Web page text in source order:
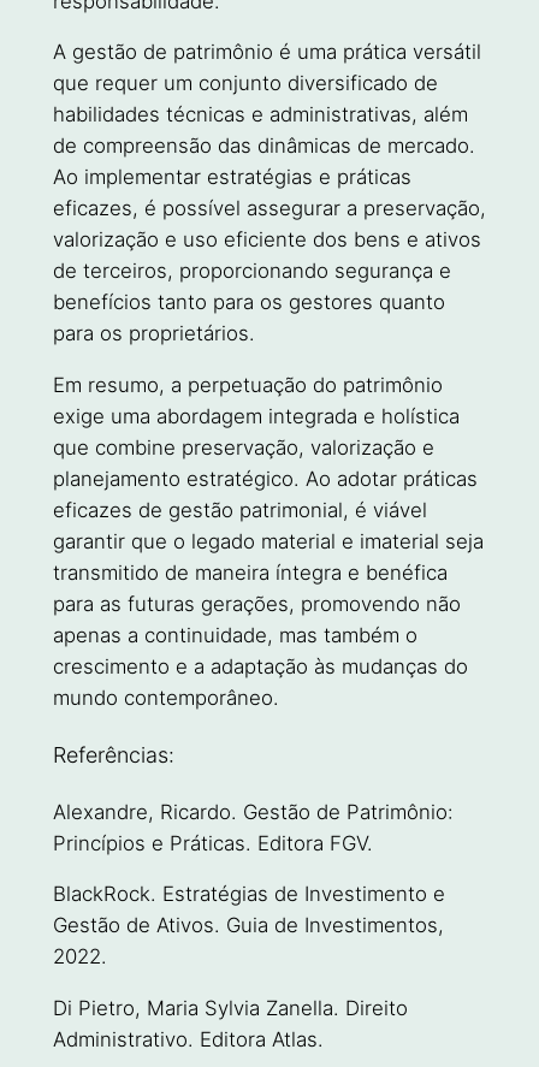
A gestão de patrimônio é uma prática versátil
que requer um conjunto diversificado de
habilidades técnicas e administrativas, além
de compreensão das dinâmicas de mercado.
Ao implementar estratégias e práticas
eficazes, é possível assegurar a preservação,
valorização e uso eficiente dos bens e ativos
de terceiros, proporcionando segurança e
benefícios tanto para os gestores quanto
para os proprietários.
Em resumo, a perpetuação do patrimônio
exige uma abordagem integrada e holística
que combine preservação, valorização e
planejamento estratégico. Ao adotar práticas
eficazes de gestão patrimonial, é viável
garantir que o legado material e imaterial seja
transmitido de maneira íntegra e benéfica
para as futuras gerações, promovendo não
apenas a continuidade, mas também o
crescimento e a adaptação às mudanças do
mundo contemporâneo.
Referências:
Alexandre, Ricardo. Gestão de Patrimônio:
Princípios e Práticas. Editora FGV.
BlackRock. Estratégias de Investimento e
Gestão de Ativos. Guia de Investimentos,
2022.
Di Pietro, Maria Sylvia Zanella. Direito
Administrativo. Editora Atlas.